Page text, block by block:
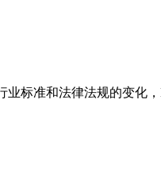
标准和法律法规的变化